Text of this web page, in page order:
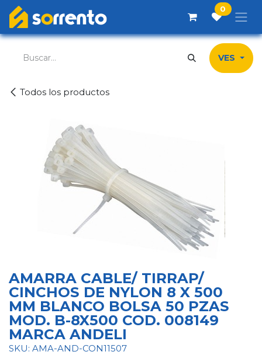
Ir al contenido 0
Todos los productos
VES
AMARRA CABLE/ TIRRAP/
CINCHOS DE NYLON 8 X 500
MM BLANCO BOLSA 50 PZAS
MOD. B-8X500 COD. 008149
MARCA ANDELI
SKU: AMA-AND-CON11507